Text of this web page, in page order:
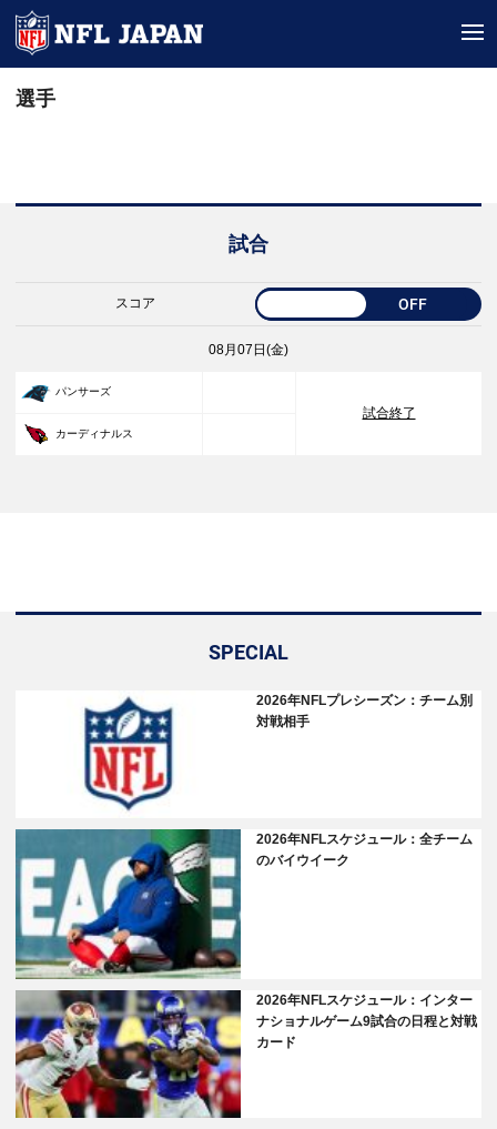
選手
試合
スコア OFF
08月07日(金)
パンサーズ
試合終了
カーディナルス
SPECIAL
2026年NFLプレシーズン：チーム別
対戦相手
2026年NFLスケジュール：全チーム
のバイウイーク
2026年NFLスケジュール：インター
ナショナルゲーム9試合の日程と対戦
カード